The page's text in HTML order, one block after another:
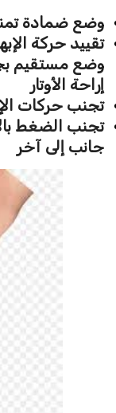
وضع ضمادة تمنع
تقييد حركة
وضع مستقيم
إراحة الأوتار
تجنب حركات
تجنب الضغط
جانب إلى آخر